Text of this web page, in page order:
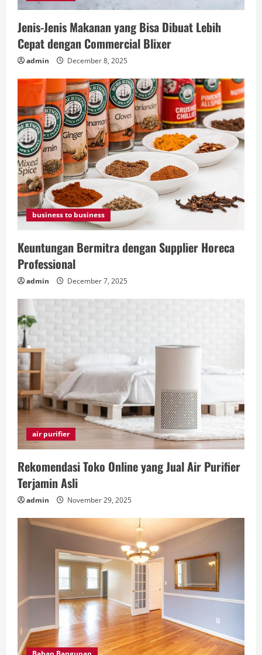
Jenis-Jenis Makanan yang Bisa Dibuat Lebih
Cepat dengan Commercial Blixer
admin December 8, 2025
business to business
Keuntungan Bermitra dengan Supplier Horeca
Professional
admin December 7, 2025
air purifier
Rekomendasi Toko Online yang Jual Air Purifier
Terjamin Asli
admin November 29, 2025